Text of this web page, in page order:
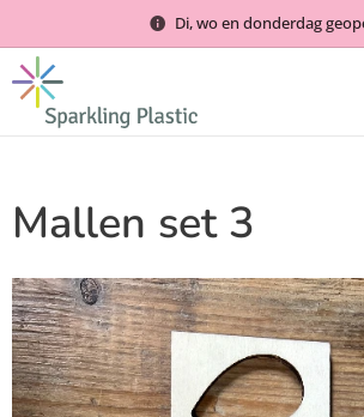
Di, wo en donderdag
Mallen set 3